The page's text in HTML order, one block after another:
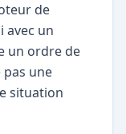
de
avec un
un ordre de
une
situation